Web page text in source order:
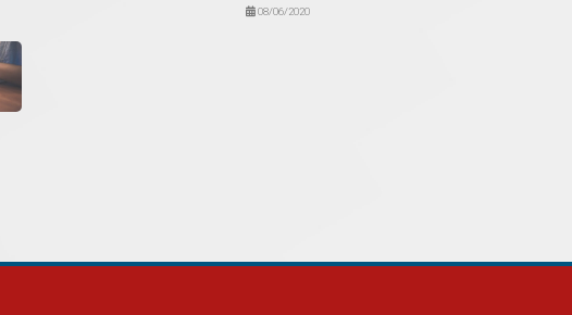
08/06/2020